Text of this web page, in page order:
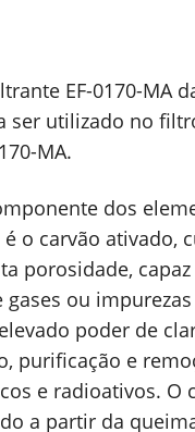
EF-0170-MA
ser utilizado no
MA.
dos
o carvão ativado,
porosidade,
gases ou
poder de
purificação e
e radioativos. O
a partir da